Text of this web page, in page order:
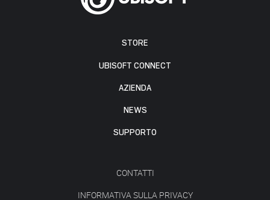
STORE
UBISOFT CONNECT
AZIENDA
NEWS
SUPPORTO
CONTATTI
INFORMATIVA SULLA PRIVACY